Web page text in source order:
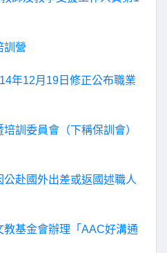
訓營
年12月19日修正公布職業
訓委員會（下稱保訓會）
赴國外出差或返國述職人
教基金會辦理「AAC好溝通